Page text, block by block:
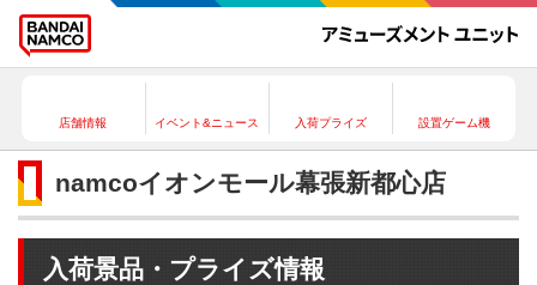
店舗情報 イベント&ニュース 入荷プライズ 設置ゲーム機
namcoイオンモール幕張新都心店
入荷景品・プライズ情報